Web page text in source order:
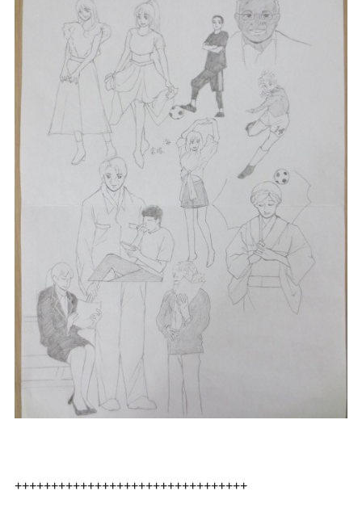
++++++++++++++++++++++++++++++++